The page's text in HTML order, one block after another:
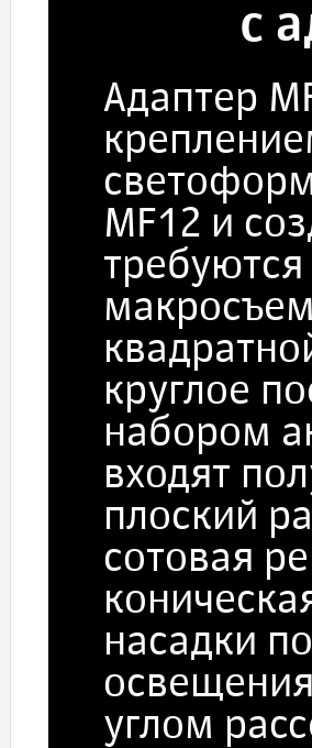
с
Адаптер
MF12 и
круглое
набором
входят
плоский
сотовая
насадки
углом